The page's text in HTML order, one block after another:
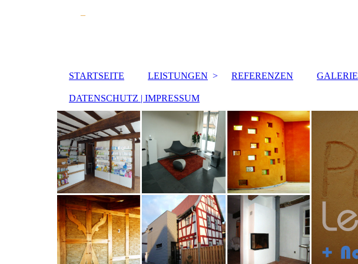
STARTSEITE LEISTUNGEN REFERENZEN GALERIE
DATENSCHUTZ | IMPRESSUM